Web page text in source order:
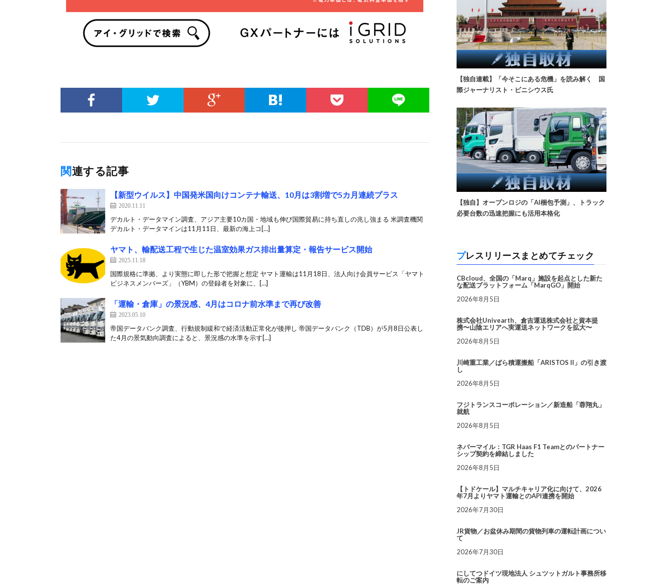
関連する記事
【新型ウイルス】中国発米国向けコンテナ輸送、10月は3割増で5カ月連続プラス
2020.11.11
デカルト・データマイン調査、アジア主要10カ国・地域も伸び国際貿易に持ち直しの兆し強まる 米調査機関
デカルト・データマインは11月11日、最新の海上コ[…]
ヤマト、輸配送工程で生じた温室効果ガス排出量算定・報告サービス開始
2025.11.18
国際規格に準拠、より実態に即した形で把握と想定 ヤマト運輸は11月18日、法人向け会員サービス「ヤマト
ビジネスメンバーズ」（YBM）の登録者を対象に、[…]
「運輸・倉庫」の景況感、4月はコロナ前水準まで再び改善
2023.05.10
帝国データバンク調査、行動規制緩和で経済活動正常化が後押し 帝国データバンク（TDB）が5月8日公表し
た4月の景気動向調査によると、景況感の水準を示す[…]
【独自連載】「今そこにある危機」を読み解く 国
際ジャーナリスト・ビニシウス氏
【独自】オープンロジの「AI梱包予測」、トラック
必要台数の迅速把握にも活用本格化
プレスリリースまとめてチェック
CBcloud、全国の「Marq」施設を起点とした新た
な配送プラットフォーム「MarqGO」開始
2026年8月5日
株式会社Univearth、倉吉運送株式会社と資本提
携〜山陰エリアへ実運送ネットワークを拡大〜
2026年8月5日
川崎重工業／ばら積運搬船「ARISTOS II」の引き渡
し
2026年8月5日
フジトランスコーポレーション／新造船「蓉翔丸」
就航
2026年8月5日
ネバーマイル：TGR Haas F1 Teamとのパートナー
シップ契約を締結しました
2026年8月5日
【トドケール】マルチキャリア化に向けて、2026
年7月よりヤマト運輸とのAPI連携を開始
2026年7月30日
JR貨物／お盆休み期間の貨物列車の運転計画につい
て
2026年7月30日
にしてつドイツ現地法人 シュツットガルト事務所移
転のご案内